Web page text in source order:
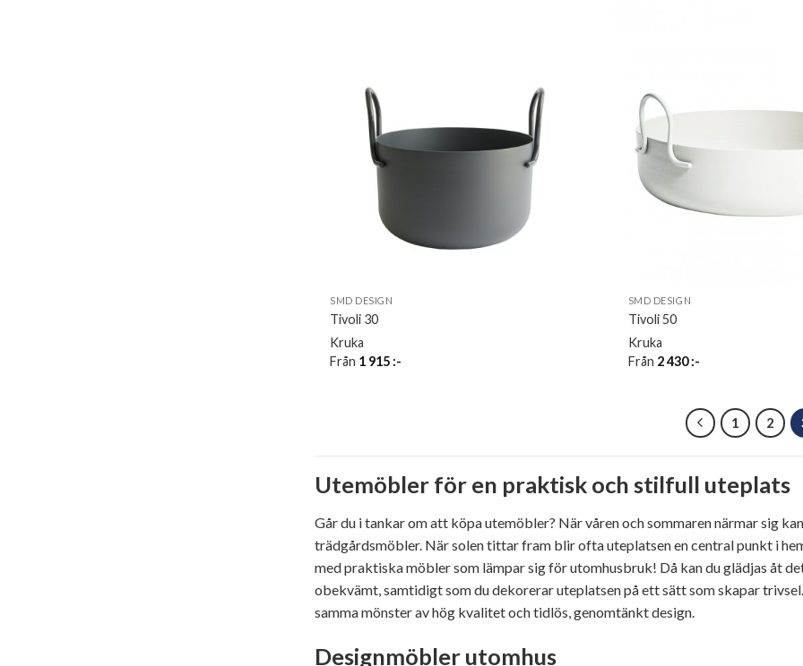
SMD DESIGN
Tivoli 30
Kruka
Från 1 915 :-
SMD DESIGN
Tivoli 50
Kruka
Från 2 430:-
1 2
Utemöbler för en praktisk och stilfull uteplats
Går du i tankar om att köpa utemöbler? När våren och sommaren närmar sig
trädgårdsmöbler. När solen tittar fram blir ofta uteplatsen en central punkt i
med praktiska möbler som lämpar sig för utomhusbruk! Då kan du glädjas åt
obekvämt, samtidigt som du dekorerar uteplatsen på ett sätt som skapar
samma mönster av hög kvalitet och tidlös, genomtänkt design.
Designmöbler utomhus